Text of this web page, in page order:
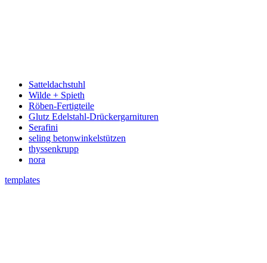
Satteldachstuhl
Wilde + Spieth
Röben-Fertigteile
Glutz Edelstahl-Drückergarnituren
Serafini
seling betonwinkelstützen
thyssenkrupp
nora
templates